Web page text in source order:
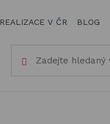
REALIZACE V ČR BLOG